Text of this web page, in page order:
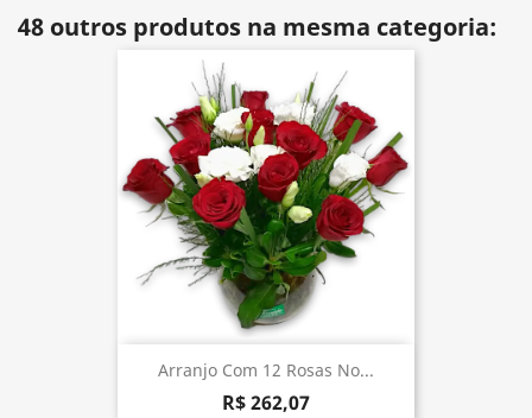
48 outros produtos na mesma categoria:
Arranjo Com 12 Rosas No...
R$ 262,07